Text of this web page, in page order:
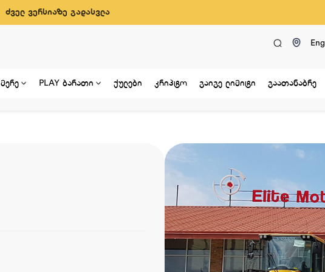
ძველ ვერსიაზე გადასვლა
Eng
მერე PLAY ბარათი ქულები კრიპტო გაიგე ლიმიტი გაათანაბრე